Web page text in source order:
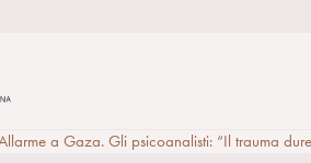
a Gaza. Gli psicoanalisti: “Il trauma